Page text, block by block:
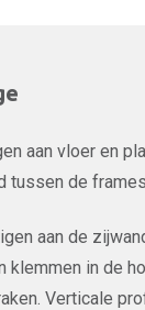
aan vloer en
de
aan de
in de
Verticale